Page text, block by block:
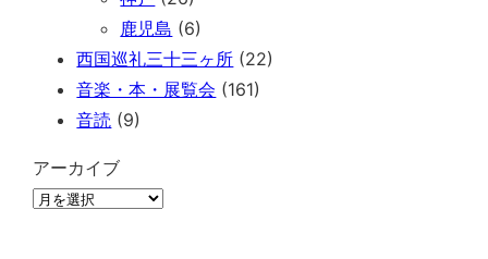
鹿児島 (6)
西国巡礼三十三ヶ所 (22)
音楽・本・展覧会 (161)
音読 (9)
アーカイブ